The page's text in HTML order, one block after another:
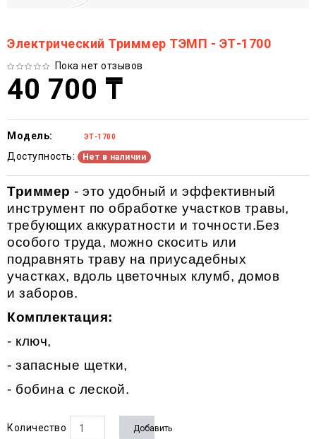
Электрический Триммер ТЭМП - ЭТ-1700
Пока нет отзывов
40 700 ₸
Модель: ЭТ-1700
Доступность: Нет в наличии
Триммер - это удобный и эффективный
инструмент по обработке участков травы,
требующих аккуратности и точности.Без
особого труда, можно скосить или
подравнять траву на приусадебных
участках, вдоль цветочных клумб, домов
и заборов.
Комплектация:
- ключ,
- запасные щетки,
- бобина с леской.
Количество
Добавить